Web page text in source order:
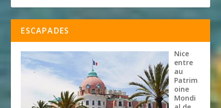
ESCAPADES
Nice
entre
au
Patrim
oine
Mondi